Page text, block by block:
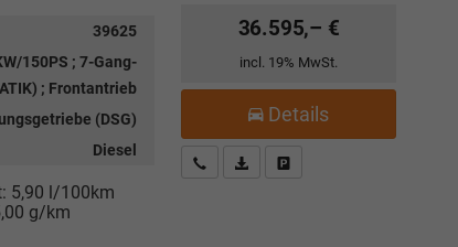
39625
150PS ; 7-Gang-
; Frontantrieb
(DSG)
Diesel
5,90 l/100km
g/km
36.595,– €
incl. 19% MwSt.
Details
Kostenloser Rückruf-Service
PDF-Datei, Fahrzeugexposé